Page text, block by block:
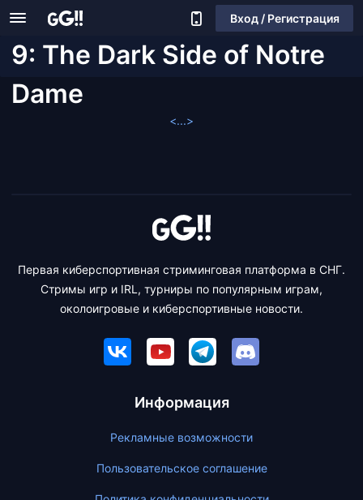
Вход / Регистрация
9: The Dark Side of Notre
Dame
<...>
Первая киберспортивная стриминговая платформа в СНГ.
Стримы игр и IRL, турниры по популярным играм,
околоигровые и киберспортивные новости.
Информация
Рекламные возможности
Пользовательское соглашение